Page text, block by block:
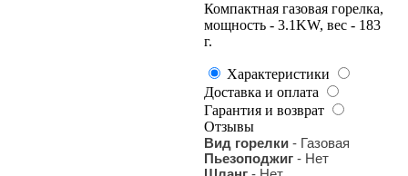
Компактная газовая горелка,
мощность - 3.1KW, вес - 183
г.
Характеристики
Доставка и оплата
Гарантия и возврат
Отзывы
Вид горелки - Газовая
Пьезоподжиг - Нет